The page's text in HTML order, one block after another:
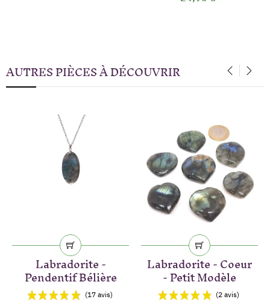
AUTRES PIÈCES À DÉCOUVRIR
Labradorite -
Pendentif Bélière
Labradorite - Coeur
- Petit Modèle